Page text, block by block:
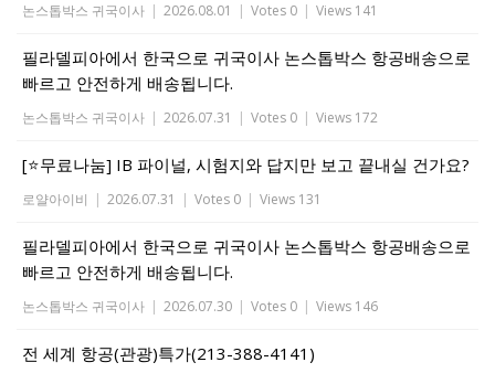
논스톱박스 귀국이사 | 2026.08.01 | Votes 0 | Views 141
필라델피아에서 한국으로 귀국이사 논스톱박스 항공배송으로
빠르고 안전하게 배송됩니다.
논스톱박스 귀국이사 | 2026.07.31 | Votes 0 | Views 172
[⭐무료나눔] IB 파이널, 시험지와 답지만 보고 끝내실 건가요?
로얄아이비 | 2026.07.31 | Votes 0 | Views 131
필라델피아에서 한국으로 귀국이사 논스톱박스 항공배송으로
빠르고 안전하게 배송됩니다.
논스톱박스 귀국이사 | 2026.07.30 | Votes 0 | Views 146
전 세계 항공(관광)특가(213-388-4141)